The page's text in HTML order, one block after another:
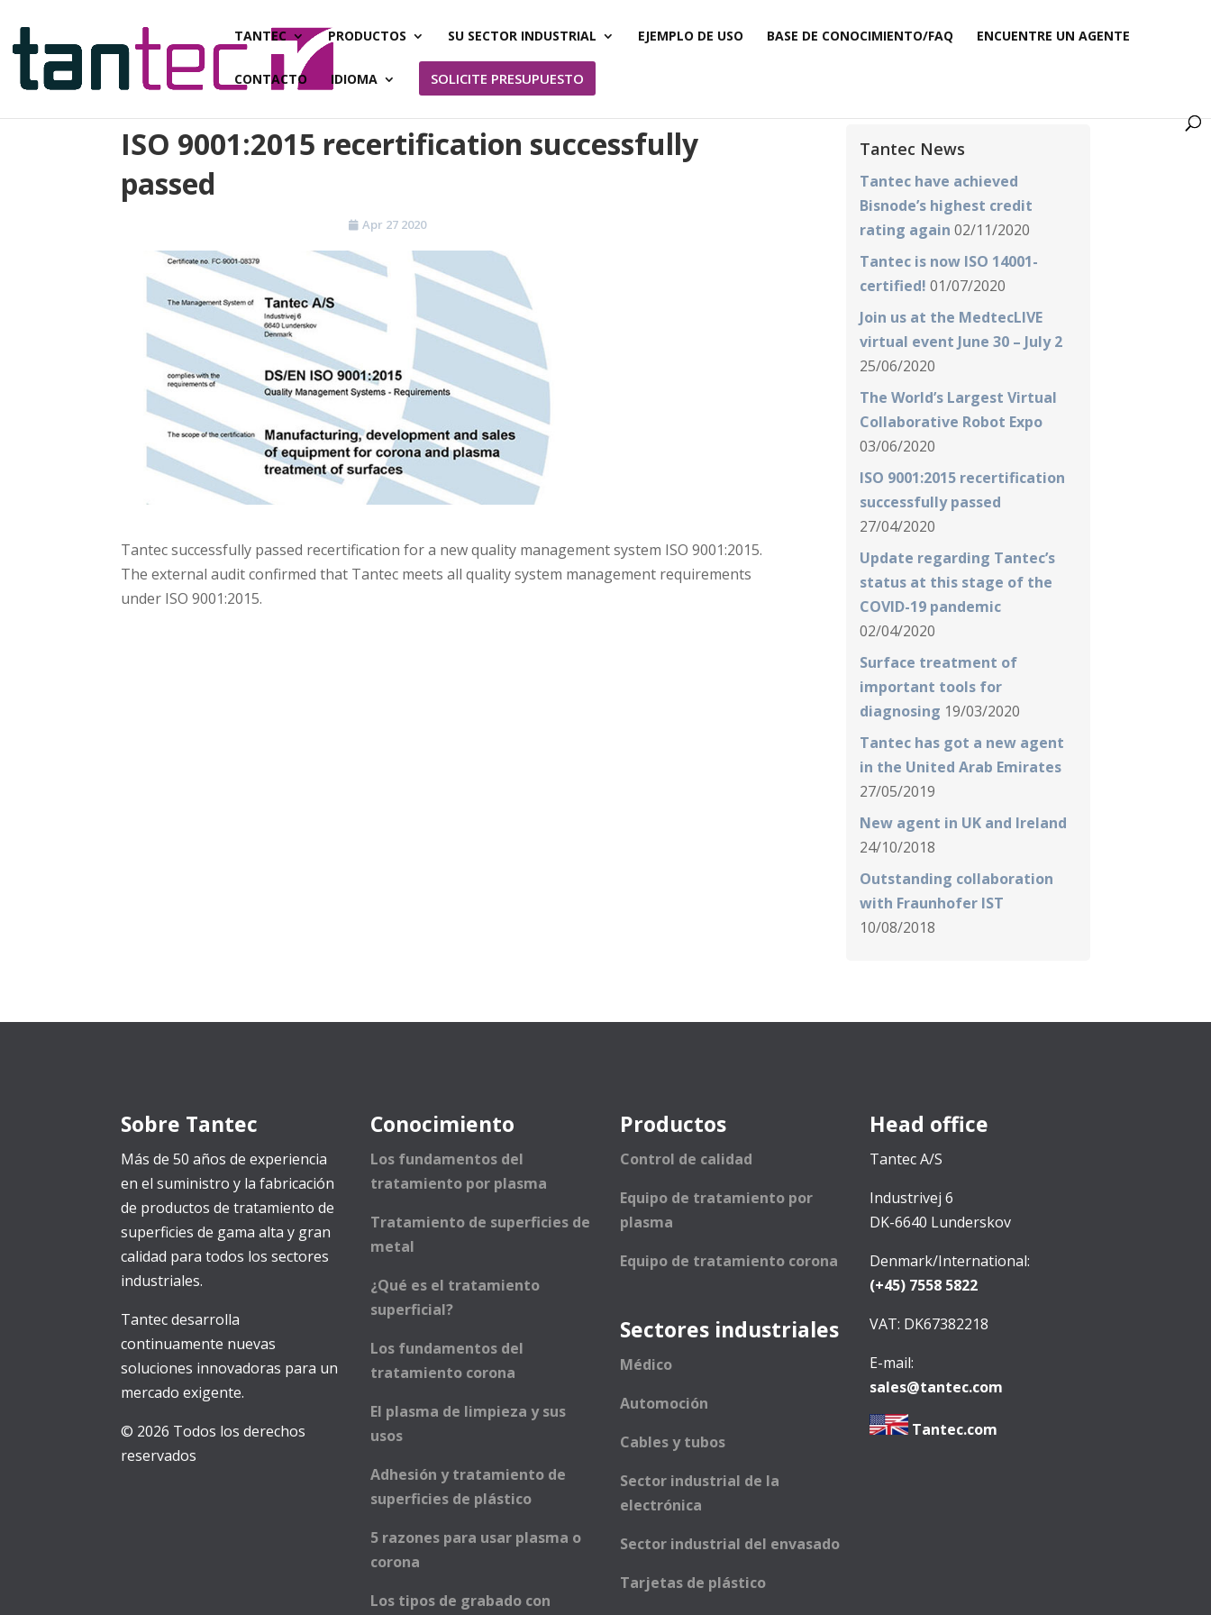
TANTEC PRODUCTOS SU SECTOR INDUSTRIAL EJEMPLO DE USO BASE DE CONOCIMIENTO/FAQ ENCUENTRE UN AGENTE
CONTACTO IDIOMA SOLICITE PRESUPUESTO
ISO 9001:2015 recertification successfully
passed
Apr 27 2020
Tantec successfully passed recertification for a new quality management system ISO 9001:2015.
The external audit confirmed that Tantec meets all quality system management requirements
under ISO 9001:2015.
Tantec News
Tantec have achieved
Bisnode’s highest credit
rating again 02/11/2020
Tantec is now ISO 14001-
certified! 01/07/2020
Join us at the MedtecLIVE
virtual event June 30 – July 2
25/06/2020
The World’s Largest Virtual
Collaborative Robot Expo
03/06/2020
ISO 9001:2015 recertification
successfully passed
27/04/2020
Update regarding Tantec’s
status at this stage of the
COVID-19 pandemic
02/04/2020
Surface treatment of
important tools for
diagnosing 19/03/2020
Tantec has got a new agent
in the United Arab Emirates
27/05/2019
New agent in UK and Ireland
24/10/2018
Outstanding collaboration
with Fraunhofer IST
10/08/2018
Sobre Tantec
Más de 50 años de experiencia
en el suministro y la fabricación
de productos de tratamiento de
superficies de gama alta y gran
calidad para todos los sectores
industriales.
Tantec desarrolla
continuamente nuevas
soluciones innovadoras para un
mercado exigente.
© 2026 Todos los derechos
reservados
Conocimiento
Los fundamentos del
tratamiento por plasma
Tratamiento de superficies de
metal
¿Qué es el tratamiento
superficial?
Los fundamentos del
tratamiento corona
El plasma de limpieza y sus
usos
Adhesión y tratamiento de
superficies de plástico
5 razones para usar plasma o
corona
Los tipos de grabado con
Productos
Control de calidad
Equipo de tratamiento por
plasma
Equipo de tratamiento corona
Sectores industriales
Médico
Automoción
Cables y tubos
Sector industrial de la
electrónica
Sector industrial del envasado
Tarjetas de plástico
Head office
Tantec A/S
Industrivej 6
DK-6640 Lunderskov
Denmark/International:
(+45) 7558 5822
VAT: DK67382218
E-mail:
sales@tantec.com
Tantec.com